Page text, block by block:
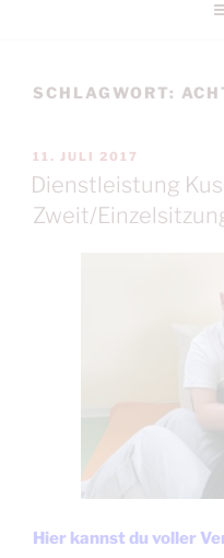
SCHLAGWORT:
VERÖFFENTLICHT
AM
11. JULI 2017
Dienstleistung
Zweit/
Hier kannst du voller